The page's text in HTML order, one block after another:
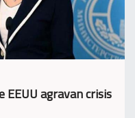
EEUU agravan crisis